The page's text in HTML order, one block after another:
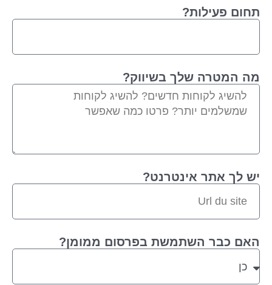
תחום פעילות?
מה המטרה שלך בשיווק?
יש לך אתר אינטרנט?
האם כבר השתמשת בפרסום ממומן?